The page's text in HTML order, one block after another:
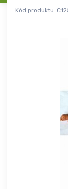
Kód produktu: